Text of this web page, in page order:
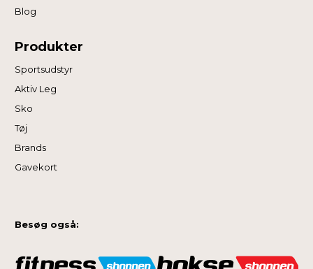
Blog
Produkter
Sportsudstyr
Aktiv Leg
Sko
Tøj
Brands
Gavekort
Besøg også: